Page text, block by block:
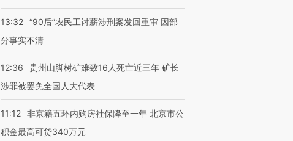
13:32 “90后”农民工讨薪涉刑案发回重审 因部
分事实不清
12:36
贵州山脚树矿难致16人死亡近三年 矿长
涉罪被罢免全国人大代表
11:12 非京籍五环内购房社保降至一年 北京市公
积金最高可贷340万元